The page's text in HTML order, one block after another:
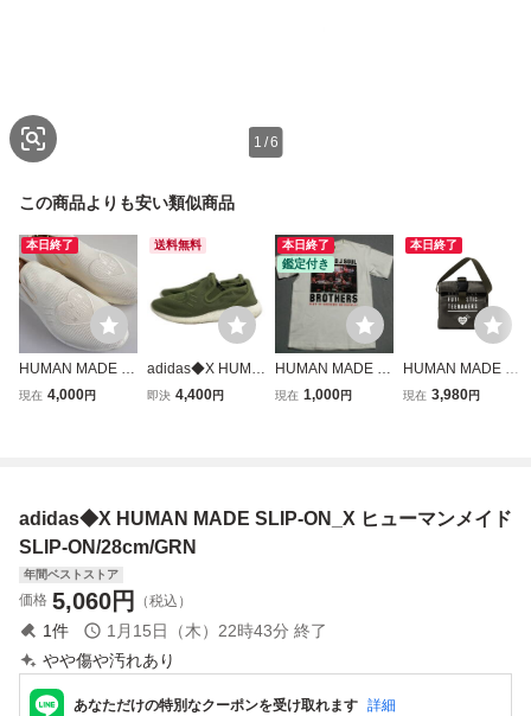
1 /6
この商品よりも安い類似商品
本日終了
HUMAN MADE ×
adidas*ヒューマ
リッポン GX5203
現在 4,000円
送料無料
adidas◆X HUMA
N MADE SLIP-ON
即決 4,400円
本日終了
鑑定付き
HUMAN MADE ｘ
三代目 J Soul Brot
ツアー
現在 1,000円
本日終了
HUMAN MADE O
BENTO BAG ヒュ
現在 3,980円
adidas◆X HUMAN MADE SLIP-ON_X ヒューマンメイド
SLIP-ON/28cm/GRN
年間ベストストア
価格 5,060円 （税込）
1件 1月15日（木）22時43分 終了
やや傷や汚れあり
あなただけの特別なクーポンを受け取れます 詳細